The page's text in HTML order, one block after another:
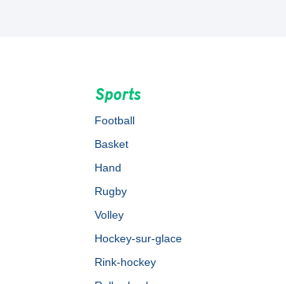
Sports
Football
Basket
Hand
Rugby
Volley
Hockey-sur-glace
Rink-hockey